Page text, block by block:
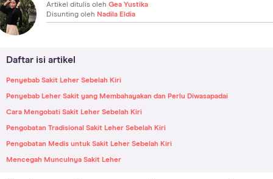
Artikel ditulis oleh Gea Yustika
Disunting oleh Nadila Eldia
Daftar isi artikel
Penyebab Sakit Leher Sebelah Kiri
Penyebab Leher Sakit yang Membahayakan dan Perlu Diwasapadai
Cara Mengobati Sakit Leher Sebelah Kiri
Pengobatan Tradisional Sakit Leher Sebelah Kiri
Pengobatan Medis untuk Sakit Leher Sebelah Kiri
Mencegah Munculnya Sakit Leher